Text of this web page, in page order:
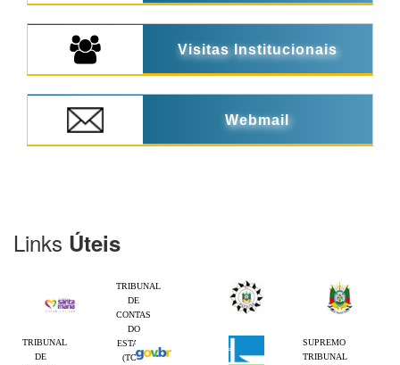
Visitas Institucionais
Webmail
Links Úteis
TRIBUNAL
DE
CONTAS
DO
ESTADO
(TCE-
TRIBUNAL
DE
SUPREMO
TRIBUNAL